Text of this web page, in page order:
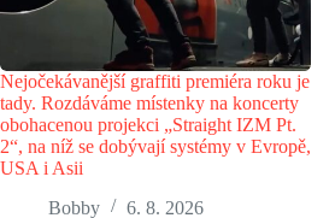
Nejočekávanější graffiti premiéra roku je
tady. Rozdáváme místenky na koncerty
obohacenou projekci „Straight IZM Pt.
2“, na níž se dobývají systémy v Evropě,
USA i Asii
Bobby
6. 8. 2026